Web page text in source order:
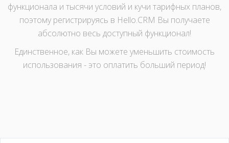
функционала и тысячи условий и кучи тарифных планов,
поэтому регистрируясь в Hello.CRM Вы получаете
абсолютно весь доступный функционал!
Единственное, как Вы можете уменьшить стоимость
использования - это оплатить больший период!